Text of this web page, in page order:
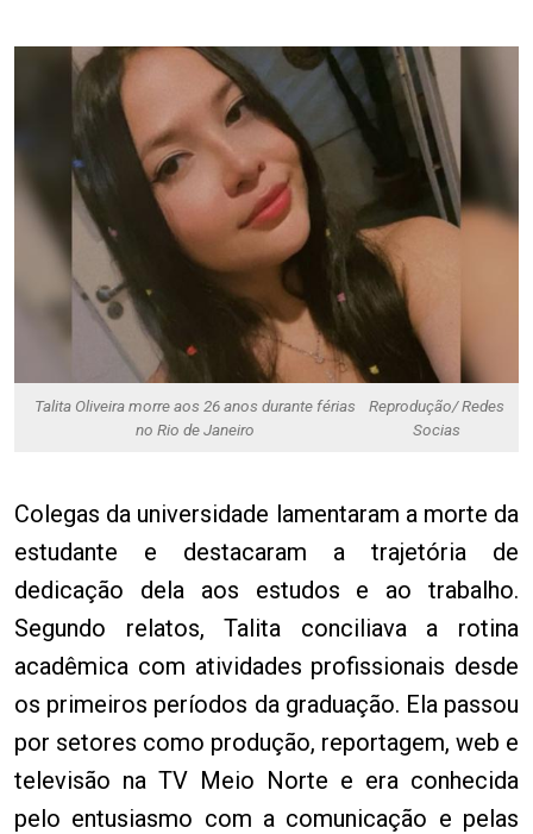
Talita Oliveira morre aos 26 anos durante férias
no Rio de Janeiro
Reprodução/ Redes
Socias
Colegas da universidade lamentaram a morte da
estudante e destacaram a trajetória de
dedicação dela aos estudos e ao trabalho.
Segundo relatos, Talita conciliava a rotina
acadêmica com atividades profissionais desde
os primeiros períodos da graduação. Ela passou
por setores como produção, reportagem, web e
televisão na TV Meio Norte e era conhecida
pelo entusiasmo com a comunicação e pelas